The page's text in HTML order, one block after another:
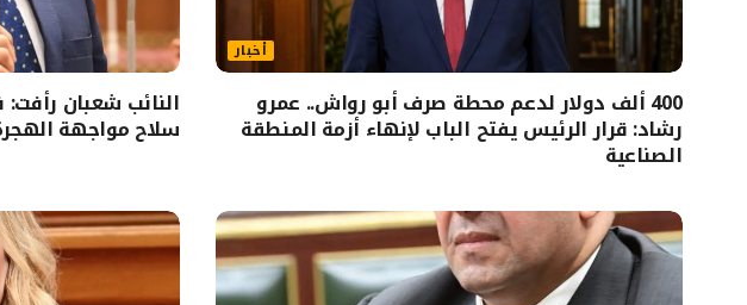
أخبار
400 ألف دولار لدعم محطة صرف أبو رواش.. عمرو
رشاد: قرار الرئيس يفتح الباب لإنهاء أزمة المنطقة
الصناعية
النائب شعبان
سلاح مواجهة